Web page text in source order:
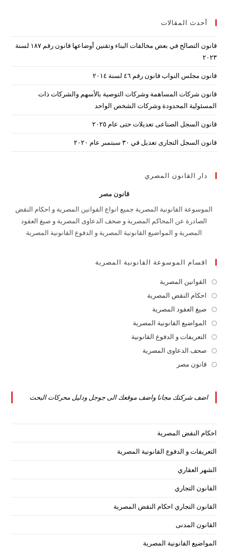
أحدث المقالات
قانون التصالح في بعض مخالفات البناء وتقنين أوضاعها قانون رقم ۱۸۷ لسنة
۲۰۲۳
قانون مجلس النواب قانون رقم ٤٦ لسنة ٢٠١٤
قانون شركات المساهمة وشركات التوصية بالأسهم والشركات ذات
المسئولية المحدودة وشركات الشخص الواحد
قانون السجل الصناعى تعديلات حتى عام ٢٠٢٥
قانون السجل التجارى تعديل في ٣٠ سبتمبر عام ٢٠٢٠
دار القانون المصري
قانون مصر
الموسوعة القانونية المصرية جميع انواع القوانين المصرية و احكام النقض
الصادرة عن المحاكم المصرية و صحف الدعاوى المصرية و صيغ العقود
المصرية و المواضيع القانونية المصرية و الدفوع القانونية المصرية
اقسام الموسوعة القانونية المصرية
القوانين المصرية
in
a
new
tab
احكام النقض المصرية
a
new
صيغ العقود المصرية
in
a
new
المواضيع القانونية المصرية
inالتعريفات و الدفوع القانونية
صحف الدعاوى المصرية
tab
قانون مصر
new
اضف شركتك مجانا واضف موقعك الى جوجل ودليل محركات البحث
احكام النقض المصرية
التعريفات و الدفوع القانونية المصرية
الشهر العقاري
القانون التجاري
القانون التجاري احكام النقض المصرية
القانون المدنى
المواضيع القانونية المصرية